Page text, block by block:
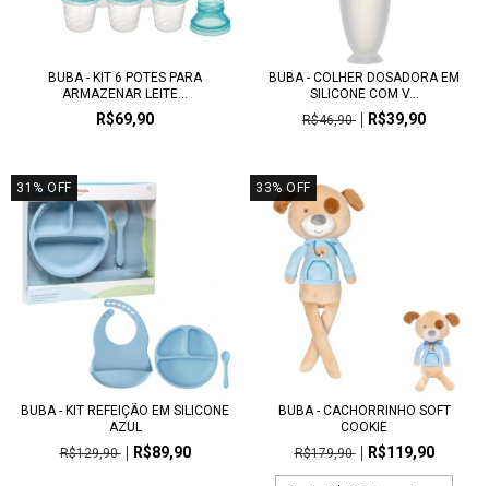
BUBA - KIT 6 POTES PARA
ARMAZENAR LEITE...
R$69,90
BUBA - COLHER DOSADORA EM
SILICONE COM V...
R$46,90
R$39,90
31 % OFF
BUBA - KIT REFEIÇÃO EM SILICONE
AZUL
R$129,90
R$89,90
33% OFF
BUBA - CACHORRINHO SOFT
COOKIE
R$179,90
R$119,90